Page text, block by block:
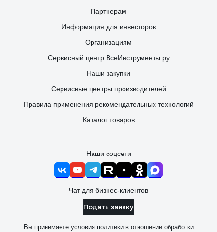
Партнерам
Информация для инвесторов
Организациям
Сервисный центр ВсеИнструменты.ру
Наши закупки
Сервисные центры производителей
Правила применения рекомендательных технологий
Каталог товаров
Наши соцсети
Чат для бизнес-клиентов
Подать заявку
Вы принимаете условия политики в отношении обработки